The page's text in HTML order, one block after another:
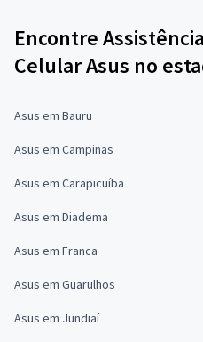
Encontre
Celular Asus no
Asus em Bauru
Asus em Campinas
Asus em Carapicuíba
Asus em Diadema
Asus em Franca
Asus em Guarulhos
Asus em Jundiaí